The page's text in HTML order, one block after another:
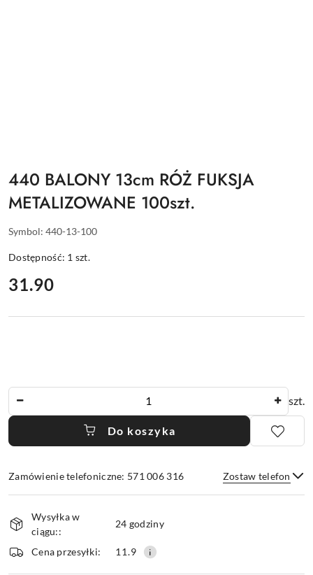
440 BALONY 13cm RÓŻ FUKSJA
METALIZOWANE 100szt.
Symbol: 440-13-100
Dostępność: 1 szt.
cena:
31.90
szt.
Do koszyka
Zamówienie telefoniczne: 571 006 316 Zostaw telefon
Dostępność
i
dostawa
Wysyłka w
ciągu::
24 godziny
Cena przesyłki: 11.9